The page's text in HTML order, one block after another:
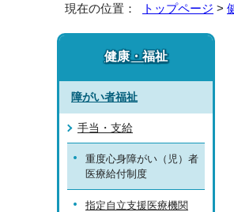
現在の位置： トップページ >
健康・福祉
障がい者福祉
手当・支給
重度心身障がい（児）者
医療給付制度
指定自立支援医療機関